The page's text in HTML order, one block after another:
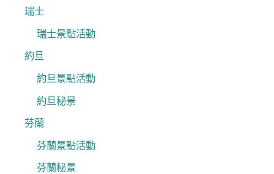
瑞士
瑞士景點活動
約旦
約旦景點活動
約旦秘景
芬蘭
芬蘭景點活動
芬蘭秘景